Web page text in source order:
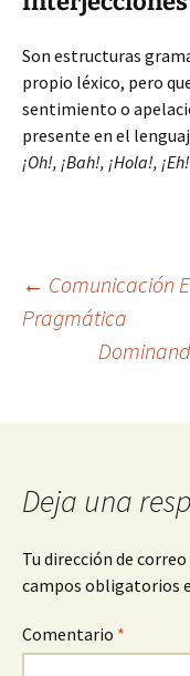
Son estructuras
propio léxico, pero
sentimiento o
presente en el
¡Oh!, ¡Bah!, ¡Hola!, ¡Eh!
← Comunicación
Pragmática
Deja una
Tu dirección de
campos obligatorios
Comentario *